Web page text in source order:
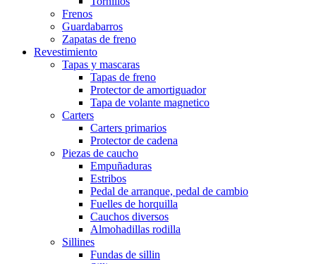
Frenos
Guardabarros
Zapatas de freno
Revestimiento
Tapas y mascaras
Tapas de freno
Protector de amortiguador
Tapa de volante magnetico
Carters
Carters primarios
Protector de cadena
Piezas de caucho
Empuñaduras
Estribos
Pedal de arranque, pedal de cambio
Fuelles de horquilla
Cauchos diversos
Almohadillas rodilla
Sillines
Fundas de sillin